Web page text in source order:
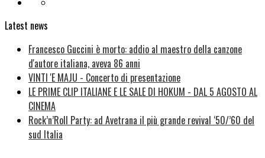
Latest news
Francesco Guccini è morto: addio al maestro della canzone
d'autore italiana, aveva 86 anni
VINTI 'E MAJU - Concerto di presentazione
LE PRIME CLIP ITALIANE E LE SALE DI HOKUM - DAL 5 AGOSTO AL
CINEMA
Rock’n’Roll Party: ad Avetrana il più grande revival ‘50/’60 del
sud Italia